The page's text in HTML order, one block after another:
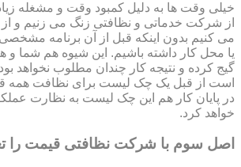
خیلی وقت ها به دلیل کمبود وقت و مشغله
از شرکت خدماتی و نظافتی زنگ می زنیم و از
می کنیم بدون اینکه قبل از آن برنامه
یا محل کار داشته باشیم. این شیوه هم شما و
گیج کرده و نتیجه کار چندان مطلوب نخواهد
است از قبل یک چک لیست برای نظافت همه
در پایان کار هم این چک لیست به نظارت
خواهد کرد.
اصل سوم با شرکت نظافتی قیمت را